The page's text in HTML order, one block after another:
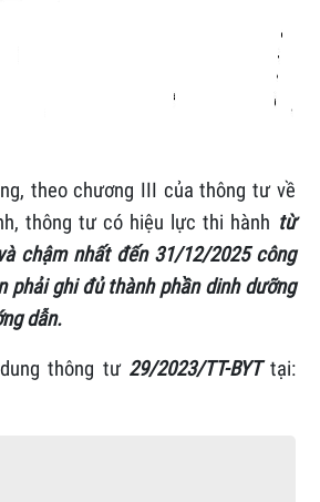
theo chương III của thông tư về
thông tư có hiệu lực thi hành từ
chậm nhất đến 31/12/2025 công
phải ghi đủ thành phần dinh dưỡng
dẫn.
thông tư 29/2023/TT-BYTtại: